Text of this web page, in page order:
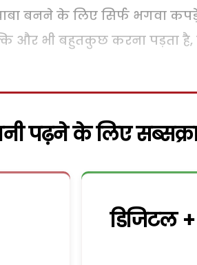
बाबा बनने के लिए सिर्फ भगवा
और भी बहुतकुछ करना पड़ता
पढ़ने के लिए
डिजिटल